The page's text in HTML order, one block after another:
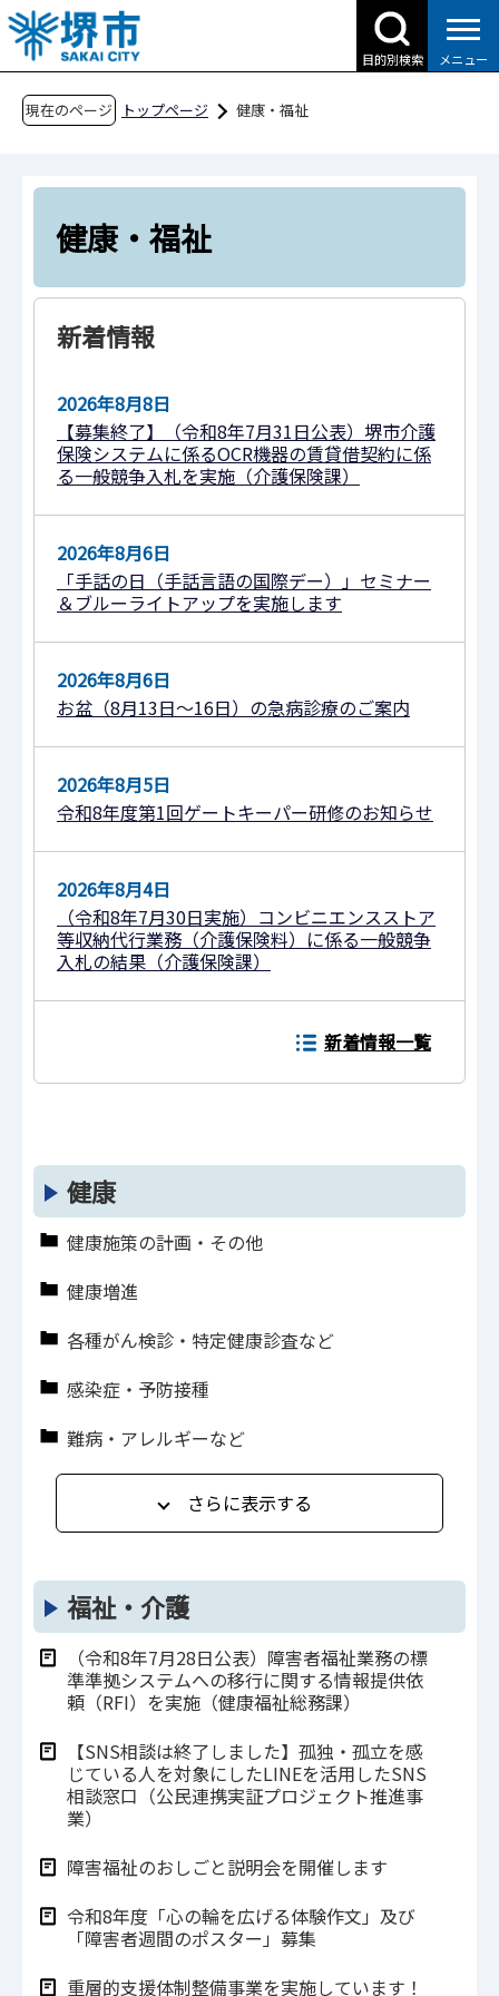
こ
の
ペ
目的別検索 メニュー
現在のページ トップページ 健康・福祉
健康・福祉
新着情報
2026年8月8日
【募集終了】（令和8年7月31日公表）堺市介護
保険システムに係るOCR機器の賃貸借契約に係
る一般競争入札を実施（介護保険課）
2026年8月6日
「手話の日（手話言語の国際デー）」セミナー
＆ブルーライトアップを実施します
2026年8月6日
お盆（8月13日～16日）の急病診療のご案内
2026年8月5日
令和8年度第1回ゲートキーパー研修のお知らせ
2026年8月4日
（令和8年7⽉30⽇実施）コンビニエンスストア
等収納代行業務（介護保険料）に係る⼀般競争
⼊札の結果（介護保険課）
新着情報一覧
健康
健康施策の計画・その他
健康増進
各種がん検診・特定健康診査など
感染症・予防接種
難病・アレルギーなど
さらに表示する
福祉・介護
（令和8年7⽉28⽇公表）障害者福祉業務の標
準準拠システムへの移行に関する情報提供依
頼（RFI）を実施（健康福祉総務課）
【SNS相談は終了しました】孤独・孤立を感
じている人を対象にしたLINEを活用したSNS
相談窓口（公民連携実証プロジェクト推進事
業）
障害福祉のおしごと説明会を開催します
令和8年度「心の輪を広げる体験作文」及び
「障害者週間のポスター」募集
重層的支援体制整備事業を実施しています！